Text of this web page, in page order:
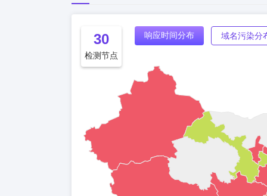
30
检测节点
响应时间分布 域名污染分